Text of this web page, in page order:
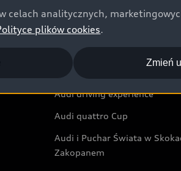
Audi Nuvolari
Audi Sport Festiwal
Audi i Muzeum Sztuki
Audi driving experience
Audi quattro Cup
Audi i Puchar Świata w
Zakopanem
celach analitycznych,
plików cookies.
Zmień